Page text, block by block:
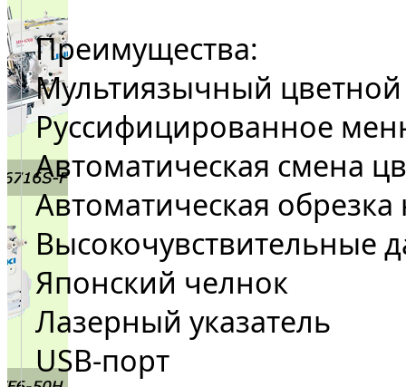
Преимущества:
Мультиязычный
Руссифицированное
Автоматическая смена
Автоматическая обрезка
Высокочувствительные
Японский челнок
Лазерный указатель
USB-порт